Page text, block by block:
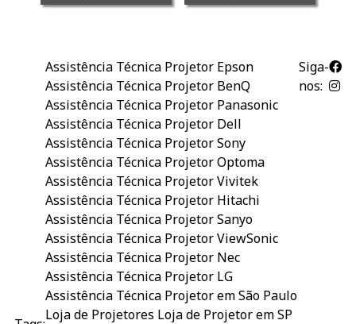
Assistência Técnica Projetor Epson
Assistência Técnica Projetor BenQ
Assistência Técnica Projetor Panasonic
Assistência Técnica Projetor Dell
Assistência Técnica Projetor Sony
Assistência Técnica Projetor Optoma
Assistência Técnica Projetor Vivitek
Assistência Técnica Projetor Hitachi
Assistência Técnica Projetor Sanyo
Assistência Técnica Projetor ViewSonic
Assistência Técnica Projetor Nec
Assistência Técnica Projetor LG
Assistência Técnica Projetor em São Paulo
Loja de Projetores Loja de Projetor em SP
Siga-
nos: